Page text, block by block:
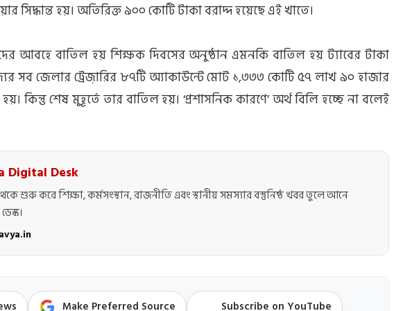
সিদ্ধান্ত হয়। অতিরিক্ত ৯০০ কোটি টাকা বরাদ্দ হয়েছে এই খাতে।
আবহে বাতিল হয় শিক্ষক দিবসের অনুষ্ঠান এমনকি বাতিল হয় ট্যাবের টাকা
সব জেলার ট্রেজ়ারির ৮৭টি অ্যাকাউন্টে মোট ১,৩৩৩ কোটি ৫৭ লাখ ৯০ হাজার
কিন্তু শেষ মুহূর্তে তার বাতিল হয়। ‘প্রশাসনিক কারণে’ অর্থ বিলি হচ্ছে না বলেই
Digital Desk
শুরু করে শিক্ষা, কর্মসংস্থান, রাজনীতি এবং স্থানীয় সমস্যার বস্তুনিষ্ঠ খবর তুলে আনে
Make Preferred Source Subscribe on YouTube